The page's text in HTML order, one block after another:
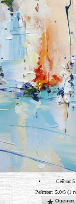
Сейчас
Рейтинг:5.0/5 (1
Оценки.